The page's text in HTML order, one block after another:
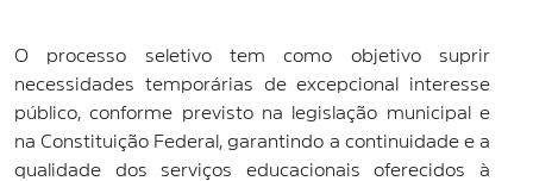
O processo seletivo tem como objetivo suprir
necessidades temporárias de excepcional interesse
público, conforme previsto na legislação municipal e
na Constituição Federal, garantindo a continuidade e a
qualidade dos serviços educacionais oferecidos à